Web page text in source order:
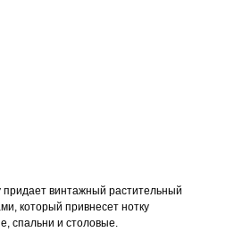
придает винтажный растительный
который привнесет нотку
спальни и столовые.